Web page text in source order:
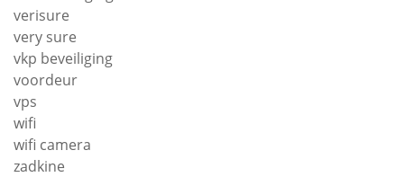
verisure
very sure
vkp beveiliging
voordeur
vps
wifi
wifi camera
zadkine